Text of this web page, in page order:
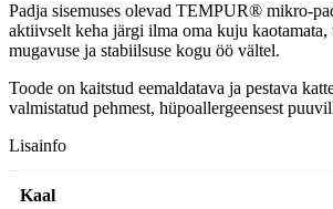
Padja sisemuses olevad TEMPUR® mikro-
aktiivselt keha järgi ilma oma kuju kaotamata,
mugavuse ja stabiilsuse kogu öö vältel.
Toode on kaitstud eemaldatava ja pestava
valmistatud pehmest, hüpoallergeensest
Lisainfo
Kaal